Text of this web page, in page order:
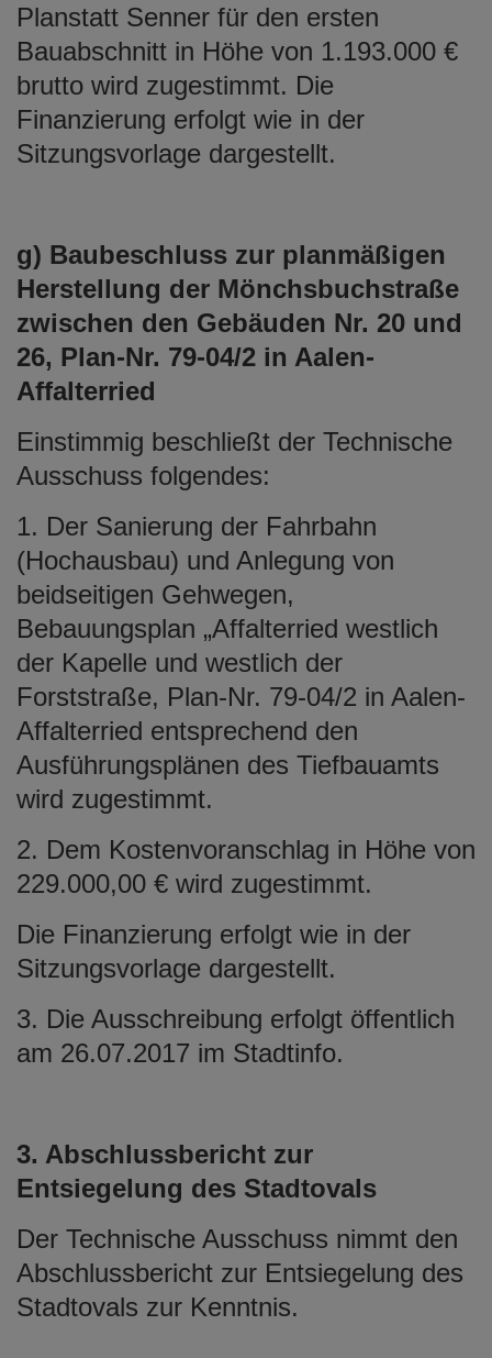
Planstatt Senner für den ersten
Bauabschnitt in Höhe von 1.193.000 €
brutto wird zugestimmt. Die
Finanzierung erfolgt wie in der
Sitzungsvorlage dargestellt.
g) Baubeschluss zur planmäßigen
Herstellung der Mönchsbuchstraße
zwischen den Gebäuden Nr. 20 und
26, Plan-Nr. 79-04/2 in Aalen-
Affalterried
Einstimmig beschließt der Technische
Ausschuss folgendes:
1. Der Sanierung der Fahrbahn
(Hochausbau) und Anlegung von
beidseitigen Gehwegen,
Bebauungsplan „Affalterried westlich
der Kapelle und westlich der
Forststraße, Plan-Nr. 79-04/2 in Aalen-
Affalterried entsprechend den
Ausführungsplänen des Tiefbauamts
wird zugestimmt.
2. Dem Kostenvoranschlag in Höhe von
229.000,00 € wird zugestimmt.
Die Finanzierung erfolgt wie in der
Sitzungsvorlage dargestellt.
3. Die Ausschreibung erfolgt öffentlich
am 26.07.2017 im Stadtinfo.
3. Abschlussbericht zur
Entsiegelung des Stadtovals
Der Technische Ausschuss nimmt den
Abschlussbericht zur Entsiegelung des
Stadtovals zur Kenntnis.